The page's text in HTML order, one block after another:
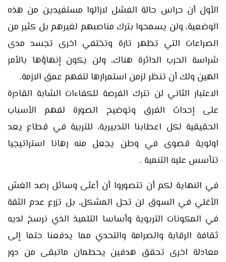
الأول أن حراس حالة الفشل لازالوا مستفيدين من هذه
الوضعية، ولن يسمحوا بترك مناصبهم لغيرهم بل كثير من
الصراعات التي تظهر تارة وتختفي اخرى تجسد مدى
شراسة الحرب الدائرة هناك، ولن يكون إنهاؤها بالأمر
الهين ولك أن تنظر لزمن استمرارها لتفهم عمق الازمة.
الاعتبار الثاني لن تترك الفرصة للكفاءات الشابة القادرة
على إحداث الفرق وتوضيح الصورة لفهم الأسباب
الحقيقية لكل اعطابنا التدبيرية، للتربية في قطاع يعد
اولوية قصوى في وطن يجعل منه رهانا استراتيجيا
تتأسس عليه التنمية .
في النهاية لكم أن تتصوروا أن أعثى وسائل رصد الغش
الأغلي في السوق لن تحل المشكل، بل تزرع عدم الثقة
في المكونات التربوية وأساسا التلميذ الذي نرسخ لديه
ثقافة الرقابة والصرامة والتحدي مما يدفعنا حتما إلى
معادلة اخرى تحقق هدفين يحطمان ماتبقى من دور